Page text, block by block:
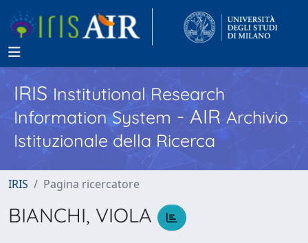
IRISInstitutional Research
Information System - AIR Archivio
Istituzionale della Ricerca
IRIS Pagina ricercatore
BIANCHI, VIOLA